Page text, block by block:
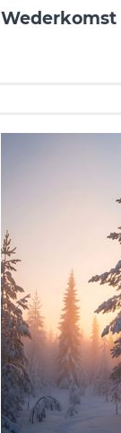
Wederkomst